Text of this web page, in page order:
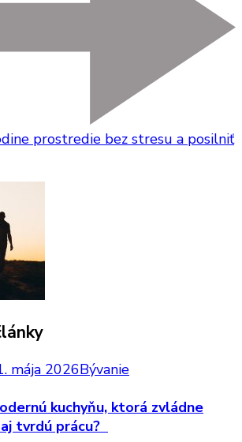
prostredie bez stresu a posilniť
mája 2026Bývanie
kuchyňu, ktorá zvládne
tvrdú prácu?